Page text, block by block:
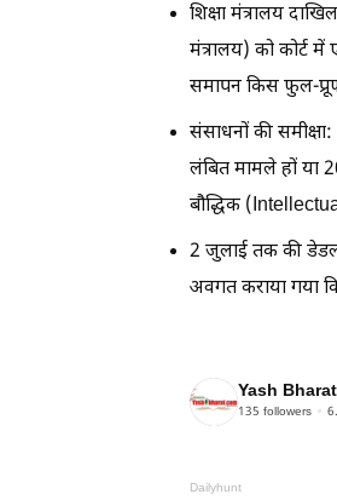
शिक्षा मंत्रालय
मंत्रालय) को कोर्ट
समापन किस फुल-प्रूफ
संसाधनों की
लंबित मामले हों या
बौद्धिक
2 जुलाई तक की
अवगत कराया गया
Yash Bharat
135 followers
Dailyhunt